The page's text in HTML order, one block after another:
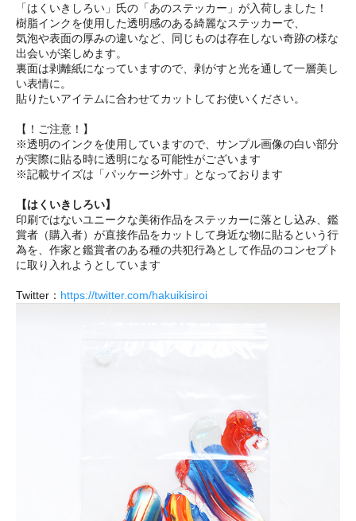
「はくいきしろい」氏の「あのステッカー」が入荷しました！
樹脂インクを使用した透明感のある綺麗なステッカーで、
気泡や表面の厚みの違いなど、同じものは存在しない奇跡の様な
出会いが楽しめます。
裏面は剥離紙になっていますので、剥がすと光を通して一層美し
い表情に。
貼りたいアイテムに合わせてカットしてお使いください。
【！ご注意！】
※透明のインクを使用していますので、サンプル画像の白い部分
が実際に貼る時に透明になる可能性がございます
※記載サイズは「パッケージ外寸」となっております
【はくいきしろい】
印刷ではないユニークな美術作品をステッカーに落とし込み、鑑
賞者（購入者）が直接作品をカットして身近な物に貼るという行
為を、作家と鑑賞者のある種の共犯行為として作品のコンセプト
に取り入れようとしています
Twitter： https://twitter.com/hakuikisiroi